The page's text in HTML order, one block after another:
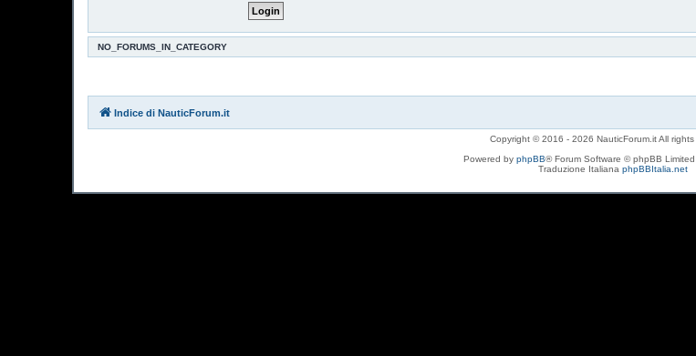
NO_FORUMS_IN_CATEGORY
Indice di NauticForum.it
Copyright © 2016 - 2026 NauticForum.it All rights
Powered by phpBB® Forum Software © phpBB Limited
Traduzione Italiana phpBBItalia.net